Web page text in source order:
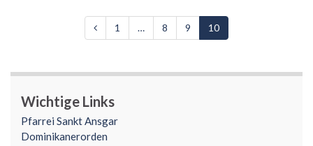
1 … 8 9 10
Wichtige Links
Pfarrei Sankt Ansgar
Dominikanerorden